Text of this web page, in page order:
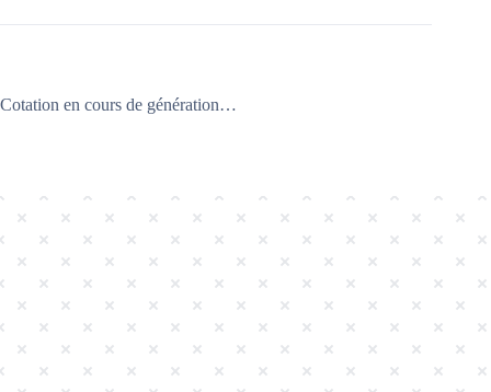
Cotation en cours de génération…